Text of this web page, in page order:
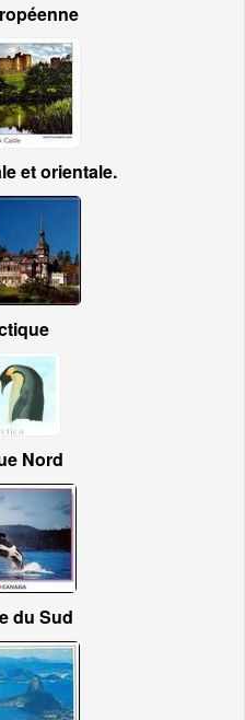
et orientale.
Nord
du Sud